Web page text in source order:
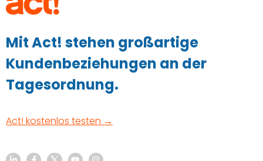
Mit Act! stehen großartige
Kundenbeziehungen an der
Tagesordnung.
Act! kostenlos testen →